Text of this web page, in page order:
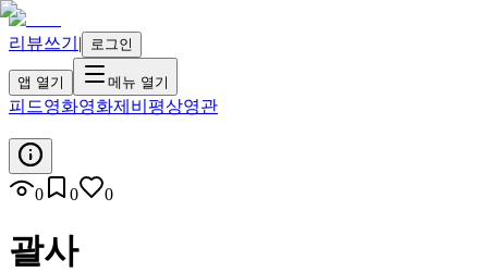
리뷰쓰기 | 로그인
앱 열기 메뉴 열기
피드영화영화제 비평상영관
0 0 0
괄사